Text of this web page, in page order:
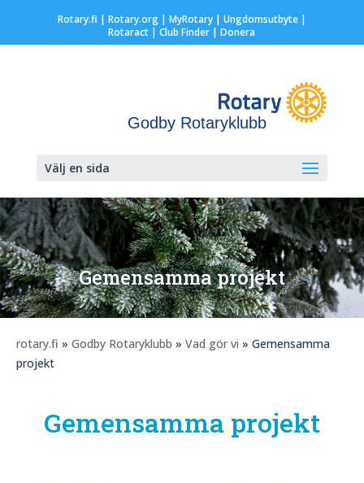
Rotary.fi | Rotary.org| MyRotary | Ungdomsutbyte|
Rotaract | Club Finder | Donera
Godby Rotaryklubb
Välj en sida
Gemensamma projekt
rotary.fi » Godby Rotaryklubb » Vad gör vi » Gemensamma
projekt
Gemensamma projekt